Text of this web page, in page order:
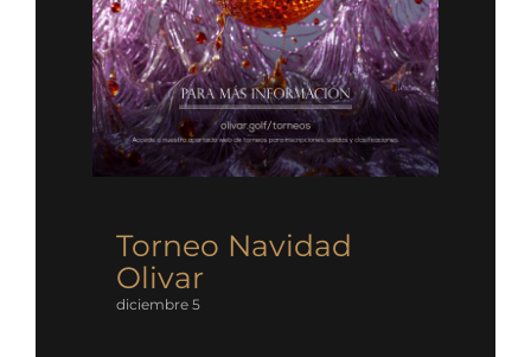
Torneo Navidad
Olivar
diciembre 5